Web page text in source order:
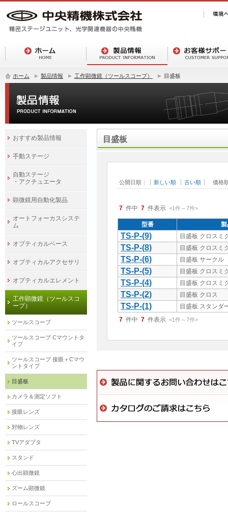
ホーム 製品情報 工作顕微鏡（ツールスコープ） 目盛板
目盛板
公開日順： 新しい順 古い順 価格
7 件中 7 件表示 <1件～7件>
型番 製
TS-P-(9) 目盛板 クロスミ
TS-P-(8) 目盛板 クロスミ
TS-P-(6) 目盛板 サークル
TS-P-(5) 目盛板 クロスミ
TS-P-(4) 目盛板 クロスミ
TS-P-(2) 目盛板 クロス
TS-P-(1)
目盛板 スタンダ
7 件中 7 件表示 <1件～7件>
おすすめ製品情報
手動ステージ
自動ステージ
・アクチュエータ
顕微鏡用自動化製品
オートフォーカスシステ
ム
オプティカルベース
オプティカルアクセサリ
オプティカルエレメント
工作顕微鏡（ツールスコ
ープ）
ツールスコープ
ツールスコープ Cマウントタ
イプ
ツールスコープ 接眼＋Cマウ
ントタイプ
目盛板
カメラ＆測定ソフト
接眼レンズ
対物レンズ
TVアダプタ
スタンド
心出顕微鏡
ズーム顕微鏡
ロールスコープ